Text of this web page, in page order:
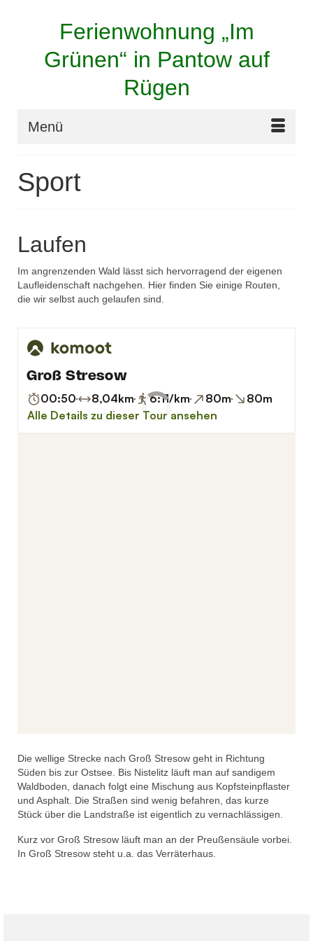
Ferienwohnung „Im
Grünen“ in Pantow auf
Rügen
Menü
Sport
Laufen
Im angrenzenden Wald lässt sich hervorragend der eigenen
Laufleidenschaft nachgehen. Hier finden Sie einige Routen,
die wir selbst auch gelaufen sind.
Die wellige Strecke nach Groß Stresow geht in Richtung
Süden bis zur Ostsee. Bis Nistelitz läuft man auf sandigem
Waldboden, danach folgt eine Mischung aus Kopfsteinpflaster
und Asphalt. Die Straßen sind wenig befahren, das kurze
Stück über die Landstraße ist eigentlich zu vernachlässigen.
Kurz vor Groß Stresow läuft man an der Preußensäule vorbei.
In Groß Stresow steht u.a. das Verräterhaus.